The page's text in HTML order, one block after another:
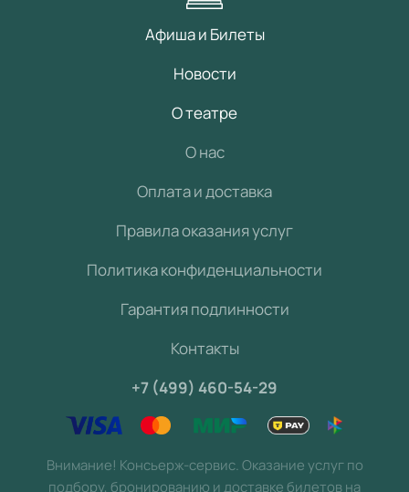
Афиша и Билеты
Новости
О театре
О нас
Оплата и доставка
Правила оказания услуг
Политика конфиденциальности
Гарантия подлинности
Контакты
+7 (499) 460-54-29
Внимание! Консьерж-сервис. Оказание услуг по
подбору, бронированию и доставке билетов на